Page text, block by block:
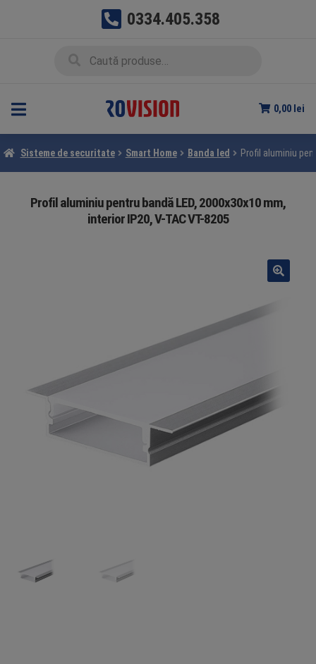
0334.405.358
0,00 lei
Sisteme de securitate Smart Home Banda led Profil aluminiu
Profil aluminiu pentru bandă LED, 2000x30x10 mm,
interior IP20, V-TAC VT-8205